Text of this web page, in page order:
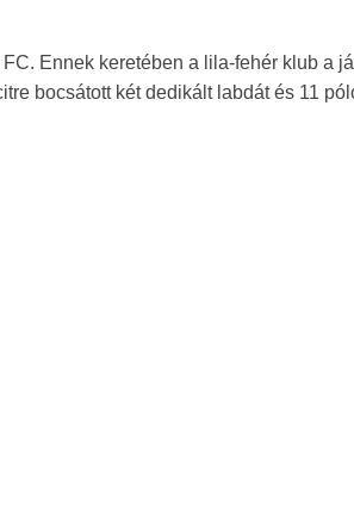
Ennek keretében a lila-fehér klub a
bocsátott két dedikált labdát és 11